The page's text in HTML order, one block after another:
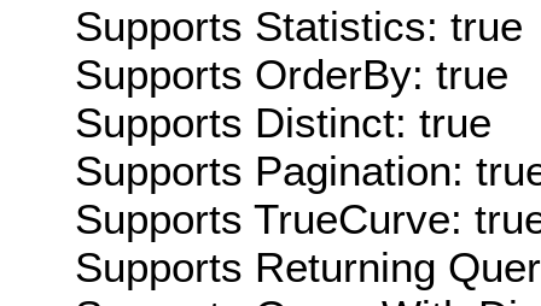
Supports Statistics: true
Supports OrderBy: true
Supports Distinct: true
Supports Pagination:
Supports TrueCurve:
Supports Returning